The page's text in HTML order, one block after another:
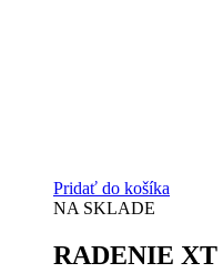
Pridať do košíka
NA SKLADE
RADENIE XT